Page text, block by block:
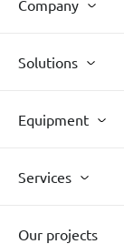
Company
Solutions
Equipment
Services
Our projects